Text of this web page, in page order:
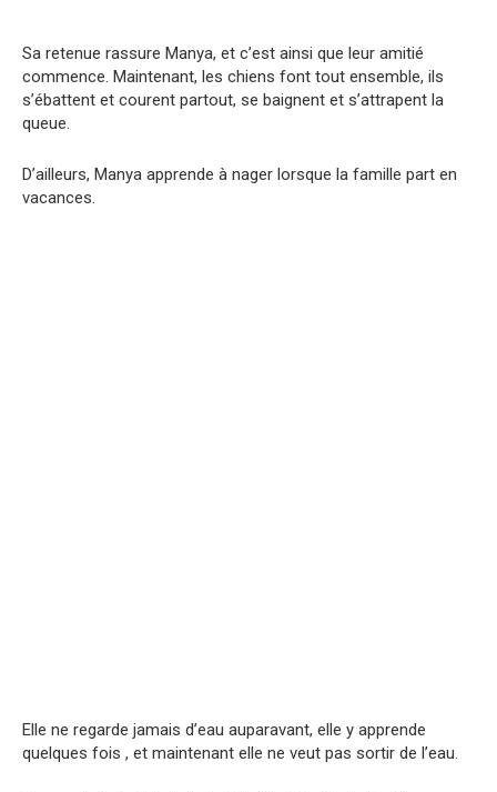
Sa retenue rassure Manya, et c’est ainsi que leur amitié
commence. Maintenant, les chiens font tout ensemble, ils
s’ébattent et courent partout, se baignent et s’attrapent la
queue.
D’ailleurs, Manya apprende à nager lorsque la famille part en
vacances.
Elle ne regarde jamais d’eau auparavant, elle y apprende
quelques fois , et maintenant elle ne veut pas sortir de l’eau.